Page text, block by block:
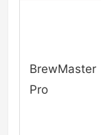
BrewMaster
Pro